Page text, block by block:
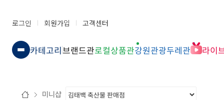
로그인 회원가입 고객센터
카테고리브랜드관로컬상품관강원관광두레관 라이
미니샵